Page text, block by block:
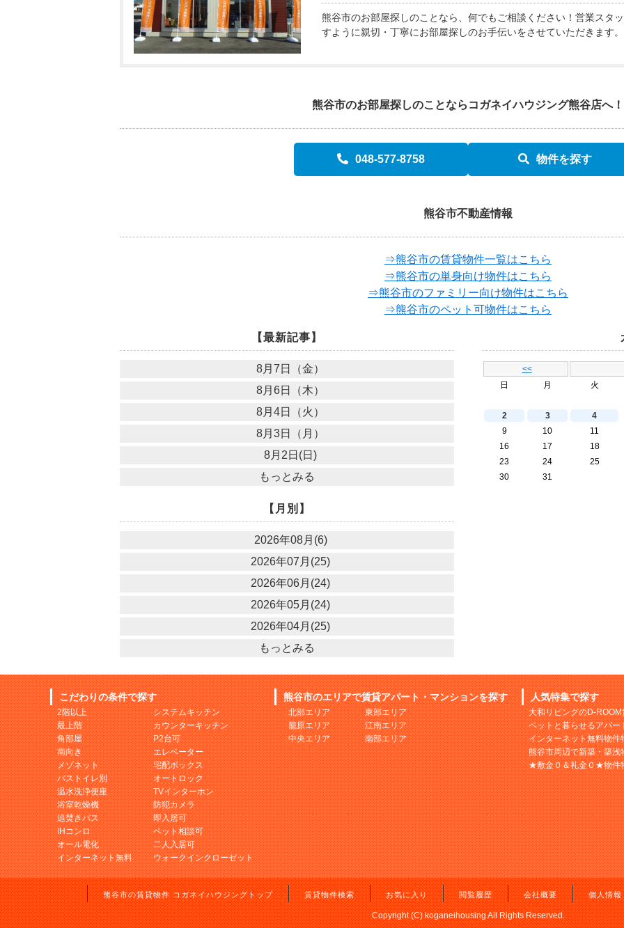
熊谷市のお部屋探しのことなら、何でもご相談ください！営業スタ
すように親切・丁寧にお部屋探しのお手伝いをさせていただきます。
熊谷市のお部屋探しのことなら コガネイハウジング熊谷店へ！
048-577-8758 物件を探す
熊谷市不動産情報
⇒熊谷市の賃貸物件一覧はこちら
⇒熊谷市の単身向け物件はこちら
⇒熊谷市のファミリー向け物件はこちら
⇒熊谷市のペット可物件はこちら
【最新記事】
8月7日（金）
8月6日（木）
8月4日（火）
8月3日（月）
8月2日(日)
もっとみる
<<
日
月 火
2
3 4
9
10 11
16
17 18
23
24 25
30
31
【月別】
2026年08月(6)
2026年07月(25)
2026年06月(24)
2026年05月(24)
2026年04月(25)
もっとみる
こだわりの条件で探す
2階以上
最上階
角部屋
南向き
メゾネット
バストイレ別
温水洗浄便座
浴室乾燥機
追焚きバス
IHコンロ
オール電化
インターネット無料
システムキッチン
カウンターキッチン
P2台可
エレベーター
宅配ボックス
オートロック
TVインターホン
防犯カメラ
即入居可
ペット相談可
二人入居可
ウォークインクローゼット
熊谷市のエリアで賃貸アパート・マンションを探す
北部エリア
籠原エリア
中央エリア
東部エリア
江南エリア
南部エリア
人気特集で探す
大和リビングのD-
ペットと暮らせるアパー
インターネット無料物件
熊谷市周辺で新築・築
★敷金０＆礼金０★物件
熊谷市の賃貸物件 コガネイハウジングトップ 賃貸物件検索 お気に入り 閲覧履歴 会社概要 個人情報
Copyright (C) koganeihousing All Rights Reserved.